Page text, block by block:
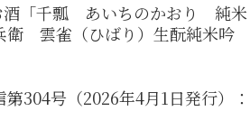
「千瓢 あいちのかおり 純米
衛 雲雀（ひばり）生酛純米吟
304号（2026年4月1日発行）：